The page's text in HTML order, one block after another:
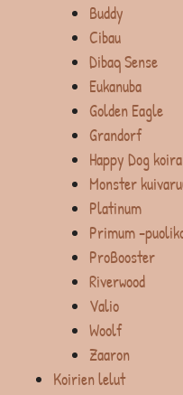
Buddy
Cibau
Dibaq Sense
Eukanuba
Golden Eagle
Grandorf
Happy Dog
Monster
Platinum
Primum -
ProBooster
Riverwood
Valio
Woolf
Zaaron
Koirien lelut